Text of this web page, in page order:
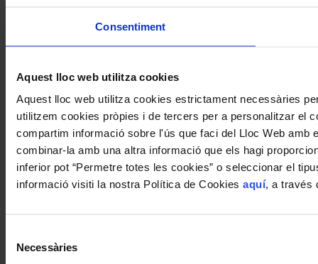
Consentiment
Aquest lloc web utilitza cookies
Aquest lloc web utilitza cookies estrictament necessàries
utilitzem cookies pròpies i de tercers per a personalitzar el
compartim informació sobre l'ús que faci del Lloc Web
combinar-la amb una altra informació que els hagi
inferior pot “Permetre totes les cookies” o seleccionar el
informació visiti la nostra Política de Cookies aquí, a través
Necessàries